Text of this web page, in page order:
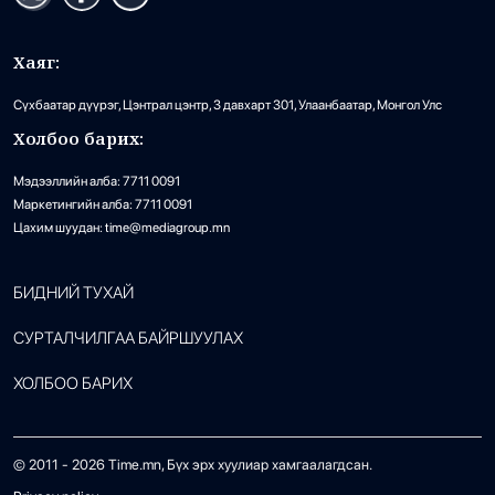
Хаяг:
Сүхбаатар дүүрэг, Цэнтрал цэнтр, 3 давхарт 301, Улаанбаатар, Монгол Улс
Холбоо барих:
Мэдээллийн алба: 7711 0091
Маркетингийн алба: 7711 0091
Цахим шуудан: time@mediagroup.mn
БИДНИЙ ТУХАЙ
СУРТАЛЧИЛГАА БАЙРШУУЛАХ
ХОЛБОО БАРИХ
© 2011 - 2026 Time.mn, Бүх эрх хуулиар хамгаалагдсан.